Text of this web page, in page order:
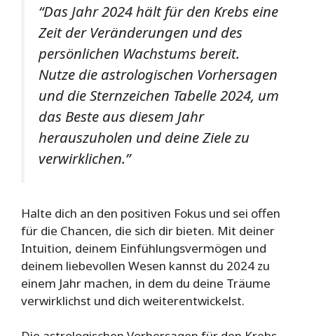
“Das Jahr 2024 hält für den Krebs eine
Zeit der Veränderungen und des
persönlichen Wachstums bereit.
Nutze die astrologischen Vorhersagen
und die Sternzeichen Tabelle 2024, um
das Beste aus diesem Jahr
herauszuholen und deine Ziele zu
verwirklichen.”
Halte dich an den positiven Fokus und sei offen
für die Chancen, die sich dir bieten. Mit deiner
Intuition, deinem Einfühlungsvermögen und
deinem liebevollen Wesen kannst du 2024 zu
einem Jahr machen, in dem du deine Träume
verwirklichst und dich weiterentwickelst.